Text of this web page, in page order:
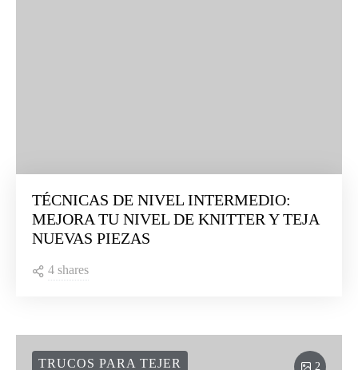
TÉCNICAS DE NIVEL INTERMEDIO:
MEJORA TU NIVEL DE KNITTER Y TEJA
NUEVAS PIEZAS
4 shares
2
TRUCOS PARA TEJER